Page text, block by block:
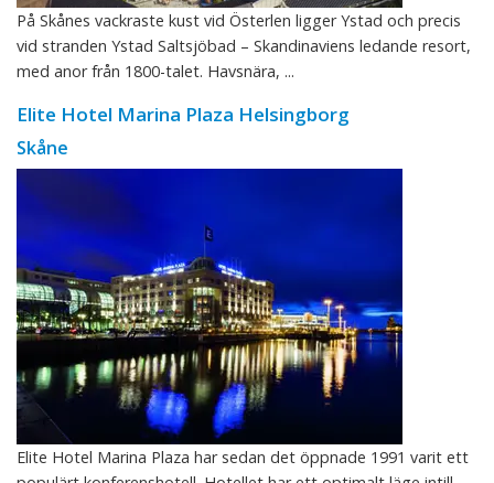
På Skånes vackraste kust vid Österlen ligger Ystad och precis
vid stranden Ystad Saltsjöbad – Skandinaviens ledande resort,
med anor från 1800-talet. Havsnära, ...
Elite Hotel Marina Plaza Helsingborg
Skåne
Elite Hotel Marina Plaza har sedan det öppnade 1991 varit ett